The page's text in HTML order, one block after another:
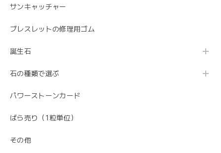
サンキャッチャー
ブレスレットの修理用ゴム
誕生石
石の種類で選ぶ
パワーストーンカード
ばら売り（1粒単位）
その他